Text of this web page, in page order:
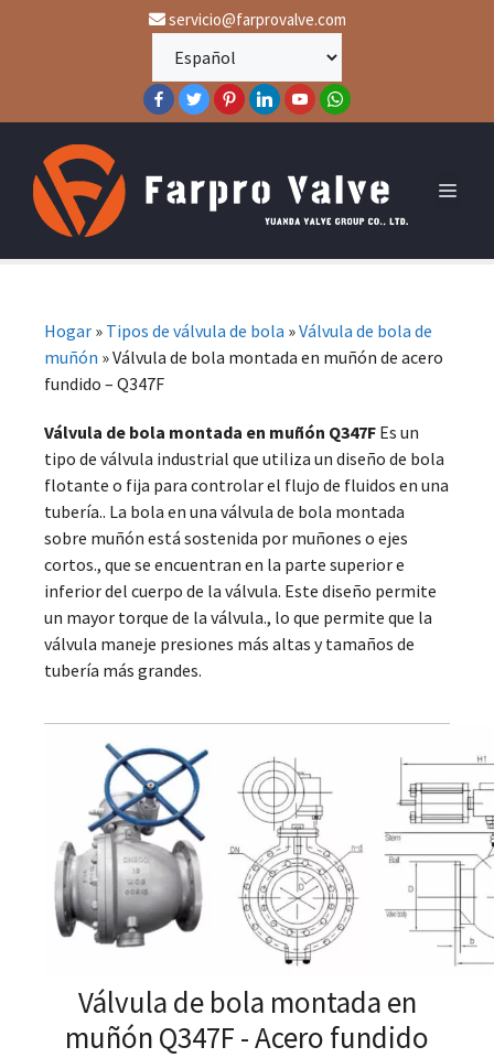
servicio@farprovalve.com
Hogar » Tipos de válvula de bola »Válvula de bola de
muñón »Válvula de bola montada en muñón de acero
fundido – Q347F
Válvula de bola montada en muñón Q347F Es un
tipo de válvula industrial que utiliza un diseño de bola
flotante o fija para controlar el flujo de fluidos en una
tubería.. La bola en una válvula de bola montada
sobre muñón está sostenida por muñones o ejes
cortos., que se encuentran en la parte superior e
inferior del cuerpo de la válvula. Este diseño permite
un mayor torque de la válvula., lo que permite que la
válvula maneje presiones más altas y tamaños de
tubería más grandes.
Válvula de bola montada en
muñón Q347F - Acero fundido